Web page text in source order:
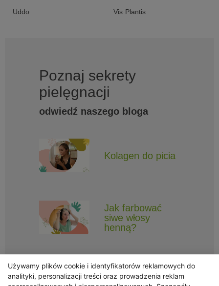
Uddo Vis Plantis
Poznaj sekrety
pielęgnacji
odwiedź naszego bloga
Kolagen do picia
Jak farbować
siwe włosy
henną?
Używamy plików cookie i identyfikatorów reklamowych do
analityki, personalizacji treści oraz prowadzenia reklam